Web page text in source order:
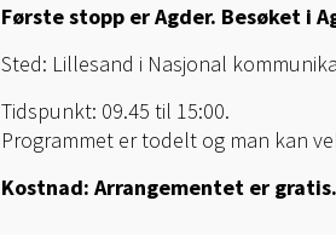
Første stopp er Agder. Besøket i
Sted: Lillesand i Nasjonal
Tidspunkt: 09.45 til 15:00.
Programmet er todelt og man kan
Kostnad: Arrangementet er gratis.